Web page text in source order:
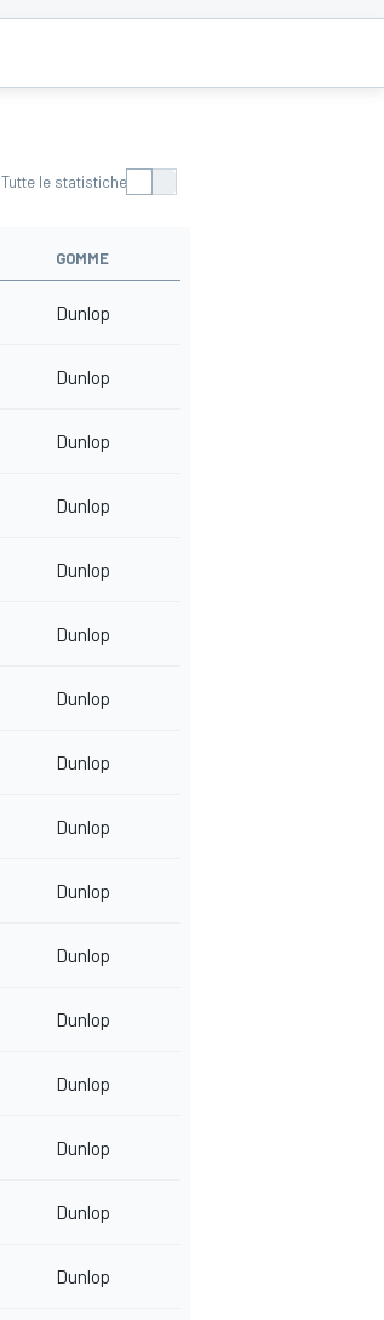
Tutte le statistiche
GOMME
Dunlop
Dunlop
Dunlop
Dunlop
Dunlop
Dunlop
Dunlop
Dunlop
Dunlop
Dunlop
Dunlop
Dunlop
Dunlop
Dunlop
Dunlop
Dunlop